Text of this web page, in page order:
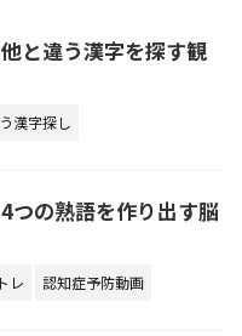
他と違う漢字を探す観
漢字探し
4つの熟語を作り出す脳
レ 認知症予防動画